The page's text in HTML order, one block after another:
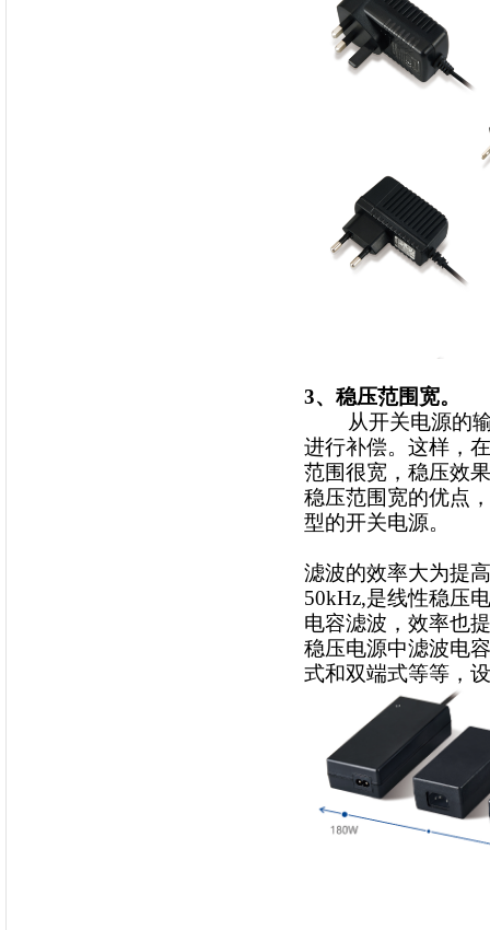
3、稳压范围宽。
从开关电源的输
进行补偿。这样，
范围很宽，稳压效
稳压范围宽的优点
型的开关电源。
滤波的效率大为提
50kHz,是线性稳压
电容滤波，效率也
稳压电源中滤波电
式和双端式等等，